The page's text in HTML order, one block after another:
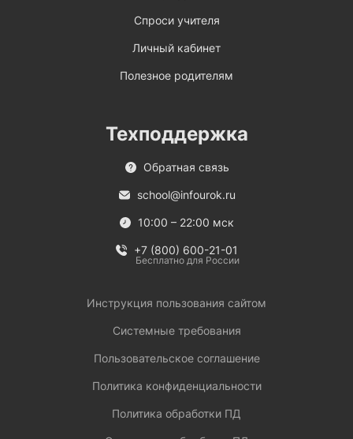
Спроси учителя
Личный кабинет
Полезное родителям
Техподдержка
Обратная связь
school@infourok.ru
10:00 – 22:00 мск
+7 (800) 600-21-01
Бесплатно для России
Инструкция пользования сайтом
Системные требования
Пользовательское соглашение
Политика конфиденциальности
Политика обработки ПД